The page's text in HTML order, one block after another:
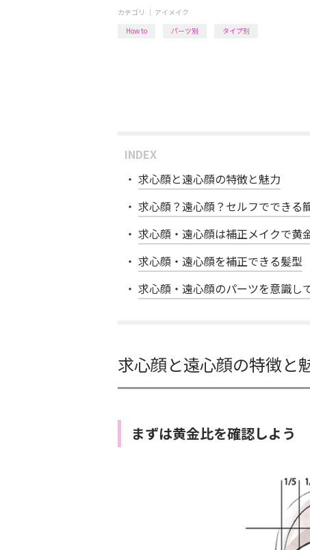
カテゴリ ｜ アイメイク
How to
パーツ別 タイプ別
INDEX
求心顔と遠心顔の特徴と魅力
求心顔？遠心顔？セルフでできる
求心顔・遠心顔は補正メイクで黄
求心顔・遠心顔を補正できる髪型
求心顔・遠心顔のパーツを意識し
求心顔と遠心顔の特徴と
まずは黄金比を確認しよう